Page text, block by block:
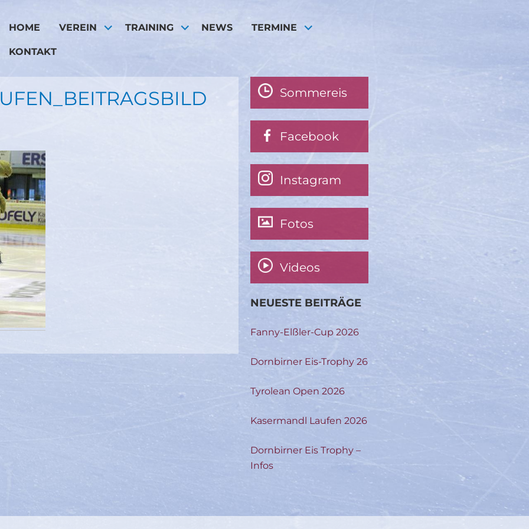
HOME VEREIN TRAINING NEWS TERMINE
KONTAKT
Sommereis
Facebook
Instagram
Fotos
Videos
NEUESTE BEITRÄGE
Fanny-Elßler-Cup 2026
Dornbirner Eis-Trophy 26
Tyrolean Open 2026
Kasermandl Laufen 2026
Dornbirner Eis Trophy –
Infos